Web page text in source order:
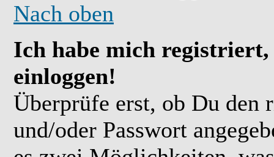
Nach oben
Ich habe mich
einloggen!
Überprüfe erst, ob Du den
und/oder Passwort